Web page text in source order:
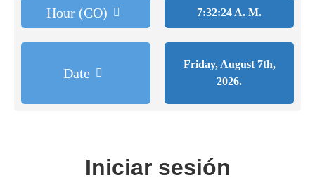
Hour (CO)
Date
7:32:24 A. M.
Friday, August 7th,
2026.
Iniciar sesión